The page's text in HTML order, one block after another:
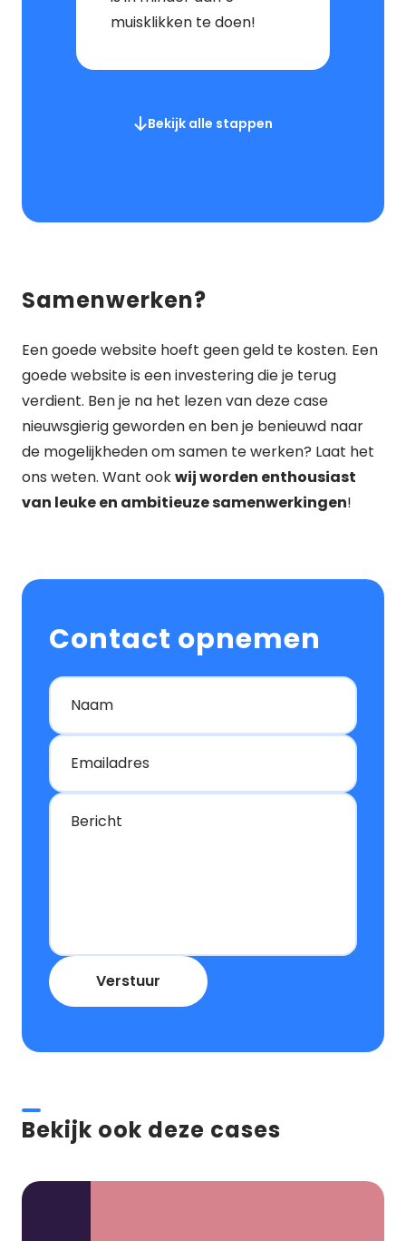
muisklikken te doen!
Bekijk alle stappen
Samenwerken?
Een goede website hoeft geen geld te kosten. Een
goede website is een investering die je terug
verdient. Ben je na het lezen van deze case
nieuwsgierig geworden en ben je benieuwd naar
de mogelijkheden om samen te werken? Laat het
ons weten. Want ookwij worden enthousiast
van leuke en ambitieuze samenwerkingen!
Contact opnemen
Naam
Emailadres
Bericht
Verstuur
Bekijk ook deze cases
Marketing